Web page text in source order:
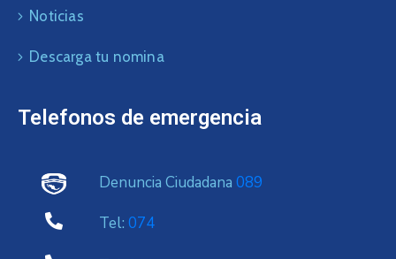
Noticias
Descarga tu nomina
Telefonos de emergencia
Denuncia Ciudadana 089
Tel: 074